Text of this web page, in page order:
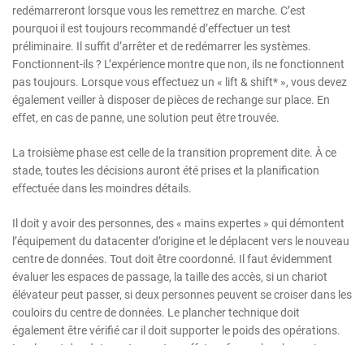
redémarreront lorsque vous les remettrez en marche. C’est
pourquoi il est toujours recommandé d’effectuer un test
préliminaire. Il suffit d’arrêter et de redémarrer les systèmes.
Fonctionnent-ils ? L’expérience montre que non, ils ne fonctionnent
pas toujours. Lorsque vous effectuez un « lift & shift* », vous devez
également veiller à disposer de pièces de rechange sur place. En
effet, en cas de panne, une solution peut être trouvée.
La troisième phase est celle de la transition proprement dite. À ce
stade, toutes les décisions auront été prises et la planification
effectuée dans les moindres détails.
Il doit y avoir des personnes, des « mains expertes » qui démontent
l’équipement du datacenter d’origine et le déplacent vers le nouveau
centre de données. Tout doit être coordonné. Il faut évidemment
évaluer les espaces de passage, la taille des accès, si un chariot
élévateur peut passer, si deux personnes peuvent se croiser dans les
couloirs du centre de données. Le plancher technique doit
également être vérifié car il doit supporter le poids des opérations.